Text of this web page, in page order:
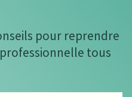
pour reprendre
tous